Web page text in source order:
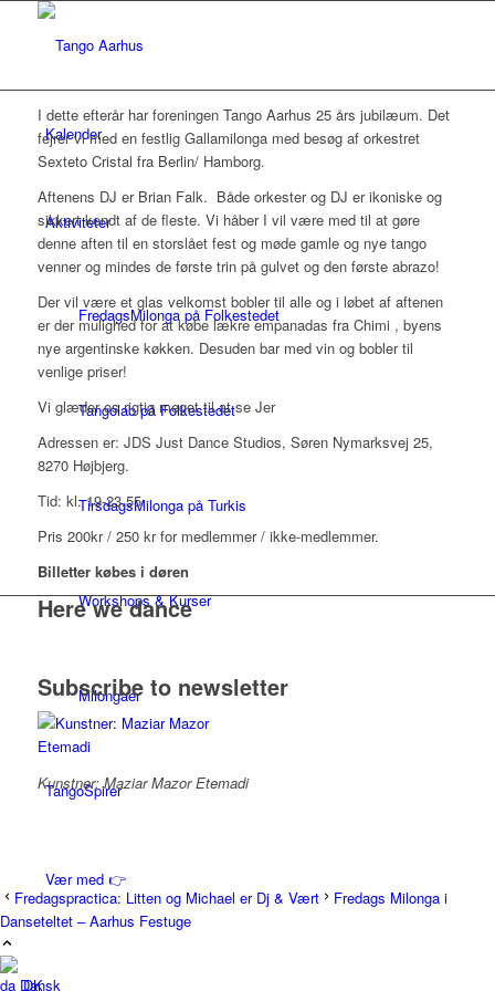
Kalender
Aktiviteter
FredagsMilonga på Folkestedet
Tangolab på Folkestedet
TirsdagsMilonga på Turkis
Workshops & Kurser
Milongaer
TangoSpirer
Vær med 👉
I dette efterår har foreningen Tango Aarhus 25 års jubilæum. Det
fejrer vi med en festlig Gallamilonga med besøg af orkestret
Sexteto Cristal fra Berlin/ Hamborg.
Aftenens DJ er Brian Falk. Både orkester og DJ er ikoniske og
sikkert kendt af de fleste. Vi håber I vil være med til at gøre
denne aften til en storslået fest og møde gamle og nye tango
venner og mindes de første trin på gulvet og den første abrazo!
Der vil være et glas velkomst bobler til alle og i løbet af aftenen
er der mulighed for at købe lækre empanadas fra Chimi , byens
nye argentinske køkken. Desuden bar med vin og bobler til
venlige priser!
Vi glæder os rigtig meget til at se Jer
Adressen er: JDS Just Dance Studios, Søren Nymarksvej 25,
8270 Højbjerg.
Tid: kl. 19-23.55
Pris 200kr / 250 kr for medlemmer / ikke-medlemmer.
Billetter købes i døren
Here we dance
Subscribe to newsletter
Kunstner: Maziar Mazor Etemadi
Fredagspractica: Litten og Michael er Dj & Vært
Fredags Milonga i
Danseteltet – Aarhus Festuge
Dansk